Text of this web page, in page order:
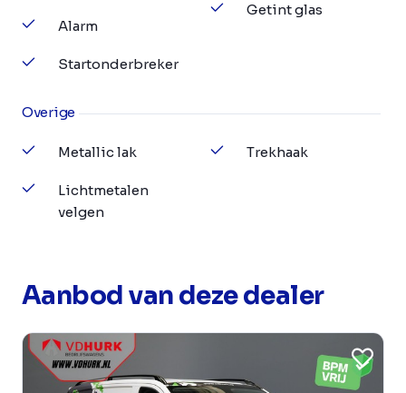
Alarm
Startonderbreker
Getint glas
Overige
Metallic lak
Lichtmetalen
velgen
Trekhaak
Aanbod van deze dealer